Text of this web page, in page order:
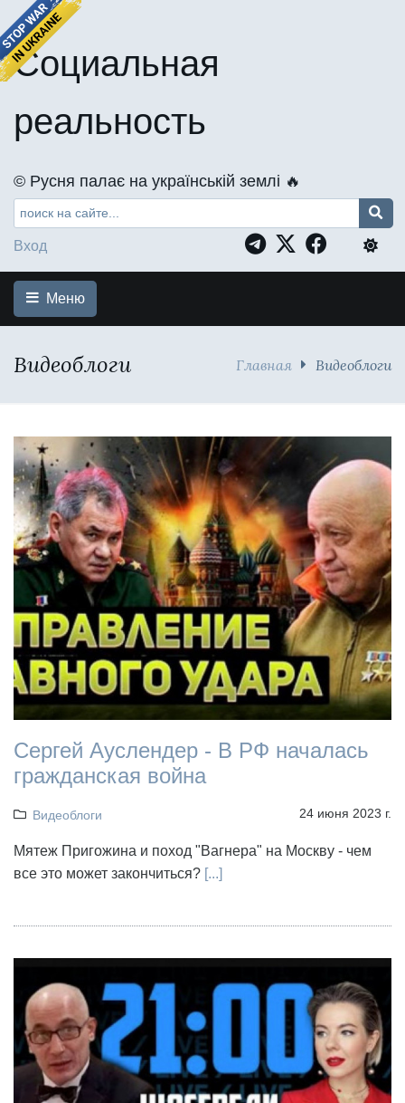
Социальная
реальность
©️ Русня палає на українській землі 🔥
Вход
Меню
Видеоблоги Главная Видеоблоги
Сергей Ауслендер - В РФ началась
гражданская война
Видеоблоги 24 июня 2023 г.
Мятеж Пригожина и поход "Вагнера" на Москву - чем
все это может закончиться? [...]